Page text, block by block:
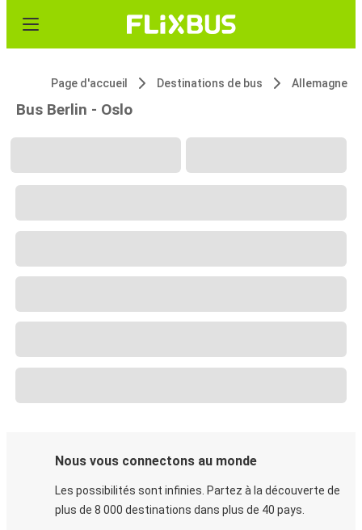
Page d'accueil Destinations de bus Allemagne
Bus Berlin - Oslo
Nous vous connectons au monde
Les possibilités sont infinies. Partez à la découverte de
plus de 8 000 destinations dans plus de 40 pays.